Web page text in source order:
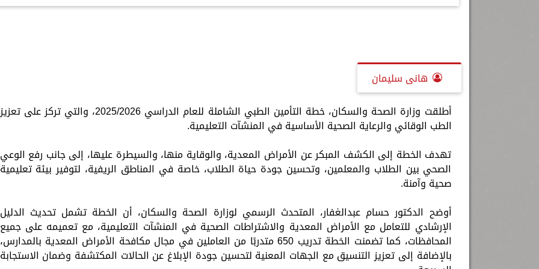
هانى سليمان
أطلقت وزارة الصحة والسكان، خطة التأمين الطبي الشاملة للعام الدراسي 2025/2026، والتي تركز على تعزيز
الطب الوقائي والرعاية الصحية الأساسية في المنشآت التعليمية.
تهدف الخطة إلى الكشف المبكر عن الأمراض المعدية، والوقاية منها، والسيطرة عليها، إلى جانب رفع الوعي
الصحي بين الطلاب والمعلمين، وتحسين جودة حياة الطلاب، خاصة في المناطق الريفية، لتوفير بيئة تعليمية
صحية وآمنة.
أوضح الدكتور حسام عبدالغفار، المتحدث الرسمي لوزارة الصحة والسكان، أن الخطة تشمل تحديث الدليل
الإرشادي للتعامل مع الأمراض المعدية والاشتراطات الصحية في المنشآت التعليمية، مع تعميمه على جميع
المحافظات، كما تضمنت الخطة تدريب 650 متدربًا من العاملين في مجال مكافحة الأمراض المعدية بالمدارس،
بالإضافة إلى تعزيز التنسيق مع الجهات المعنية لتحسين جودة الإبلاغ عن الحالات المكتشفة وضمان الاستجابة